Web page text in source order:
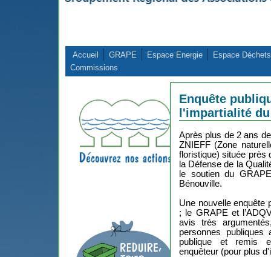
Accueil GRAPE Espace Energie
Espace Déchets
Commissions
Enquête
l'impartialité
Après plus de 2 ans
ZNIEFF (Zone
floristique) située près
la Défense de la
le soutien du
Bénouville.
Une nouvelle enquête
; le GRAPE et
avis très
personnes publiques
publique et remis
enquêteur (pour plus